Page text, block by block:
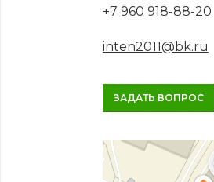
+7 960 918-88-20
inten2011@bk.ru
ЗАДАТЬ ВОПРОС